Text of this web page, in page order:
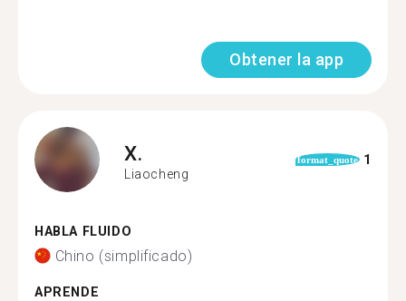
Obtener la app
X.
Liaocheng
format_quote 1
HABLA FLUIDO
Chino (simplificado)
APRENDE